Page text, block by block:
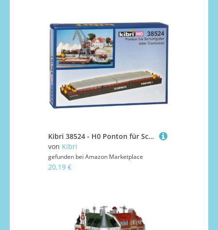
Kibri 38524 - H0 Ponton für Schüttgüter oder Container
von Kibri
gefunden bei Amazon Marketplace
20,19 €